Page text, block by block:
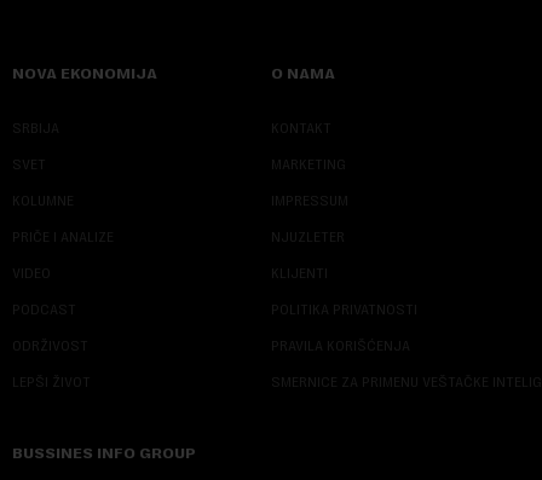
NOVA EKONOMIJA
SRBIJA
SVET
KOLUMNE
PRIČE I ANALIZE
VIDEO
PODCAST
ODRŽIVOST
LEPŠI ŽIVOT
O NAMA
KONTAKT
MARKETING
IMPRESSUM
NJUZLETER
KLIJENTI
POLITIKA PRIVATNOSTI
PRAVILA KORIŠĆENJA
SMERNICE ZA PRIMENU VEŠTAČKE
BUSSINES INFO GROUP